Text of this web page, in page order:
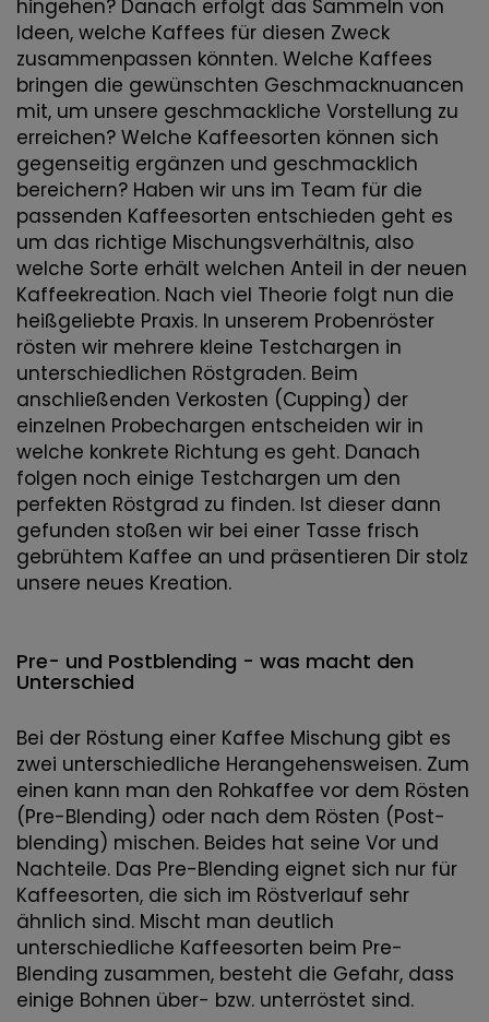
hingehen? Danach erfolgt das Sammeln von
Ideen, welche Kaffees für diesen Zweck
zusammenpassen könnten. Welche Kaffees
bringen die gewünschten Geschmacknuancen
mit, um unsere geschmackliche Vorstellung zu
erreichen? Welche Kaffeesorten können sich
gegenseitig ergänzen und geschmacklich
bereichern? Haben wir uns im Team für die
passenden Kaffeesorten entschieden geht es
um das richtige Mischungsverhältnis, also
welche Sorte erhält welchen Anteil in der neuen
Kaffeekreation. Nach viel Theorie folgt nun die
heißgeliebte Praxis. In unserem Probenröster
rösten wir mehrere kleine Testchargen in
unterschiedlichen Röstgraden. Beim
anschließenden Verkosten (Cupping) der
einzelnen Probechargen entscheiden wir in
welche konkrete Richtung es geht. Danach
folgen noch einige Testchargen um den
perfekten Röstgrad zu finden. Ist dieser dann
gefunden stoßen wir bei einer Tasse frisch
gebrühtem Kaffee an und präsentieren Dir stolz
unsere neues Kreation.
Pre- und Postblending - was macht den
Unterschied
Bei der Röstung einer Kaffee Mischung gibt es
zwei unterschiedliche Herangehensweisen. Zum
einen kann man den Rohkaffee vor dem Rösten
(Pre-Blending) oder nach dem Rösten (Post-
blending) mischen. Beides hat seine Vor und
Nachteile. Das Pre-Blending eignet sich nur für
Kaffeesorten, die sich im Röstverlauf sehr
ähnlich sind. Mischt man deutlich
unterschiedliche Kaffeesorten beim Pre-
Blending zusammen, besteht die Gefahr, dass
einige Bohnen über- bzw. unterröstet sind.